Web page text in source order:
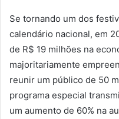
Se tornando um dos
calendário nacional, em
de R$ 19 milhões na
majoritariamente
reunir um público de 50
programa especial
um aumento de 60% na